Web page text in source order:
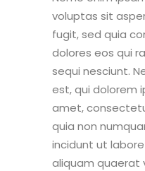
voluptas sit
fugit, sed quia
dolores eos qui
sequi nesciunt.
est, qui dolorem
amet,
quia non
incidunt ut
aliquam quaerat